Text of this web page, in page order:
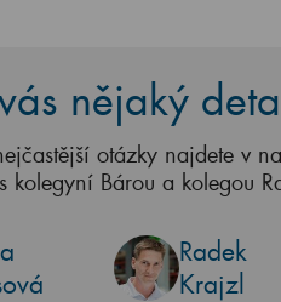
nějaký
otázky najdete v
kolegyní Bárou a kolegou
Radek
Krajzl